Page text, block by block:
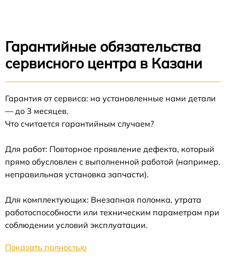
Гарантийные обязательства
сервисного центра в Казани
Гарантия от сервиса: на установленные нами детали
— до 3 месяцев.
Что считается гарантийным случаем?
Для работ: Повторное проявление дефекта, который
прямо обусловлен с выполненной работой (например,
неправильная установка запчасти).
Для комплектующих: Внезапная поломка, утрата
работоспособности или техническим параметрам при
соблюдении условий эксплуатации.
Показать полностью